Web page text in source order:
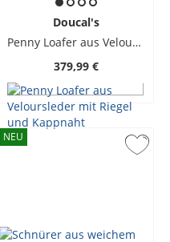
Doucal's
Penny Loafer aus Veloursleder mit Riegel und Kappnaht
379,99 €
NEU